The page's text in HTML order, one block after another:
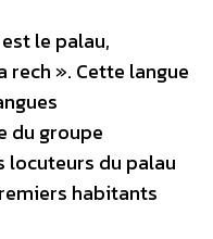
le palau,
rech ». Cette langue
du groupe
locuteurs du palau
habitants